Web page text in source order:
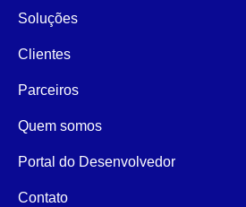
Soluções
Clientes
Parceiros
Quem somos
Portal do Desenvolvedor
Contato